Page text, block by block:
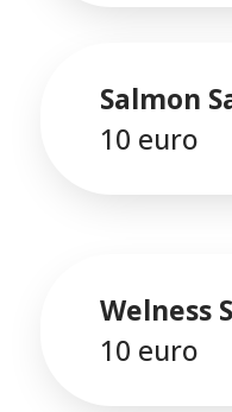
Salmon
10 euro
Welness
10 euro